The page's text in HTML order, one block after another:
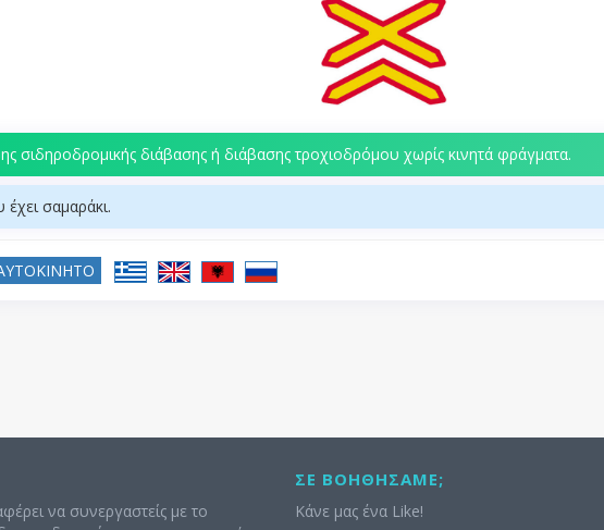
σιδηροδρομικής διάβασης ή διάβασης τροχιοδρόμου χωρίς κινητά φράγματα.
σαμαράκι.
να συνεργαστείς με το
ΣΕ ΒΟΗΘΉΣΑΜΕ;
Κάνε μας ένα Like!